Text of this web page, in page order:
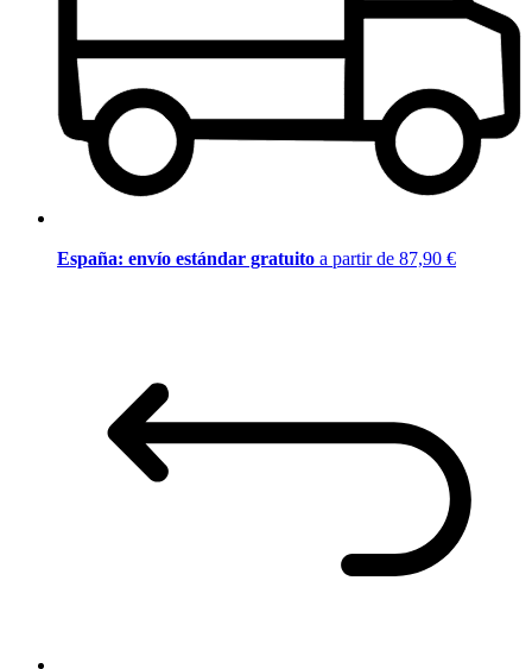
España: envío estándar gratuito a partir de 87,90 €